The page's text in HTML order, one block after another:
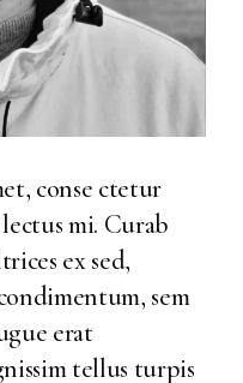
conse ctetur
mi. Curab
ex sed,
sem
erat
tellus turpis